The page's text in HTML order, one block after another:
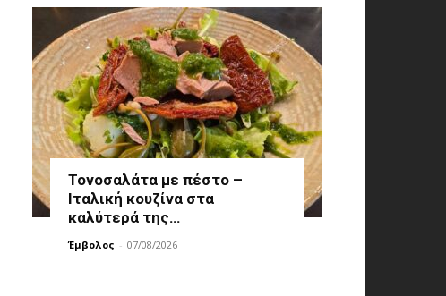
Τονοσαλάτα με πέστο –
Ιταλική κουζίνα στα
καλύτερά της…
Έμβολος - 07/08/2026